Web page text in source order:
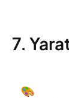
7.